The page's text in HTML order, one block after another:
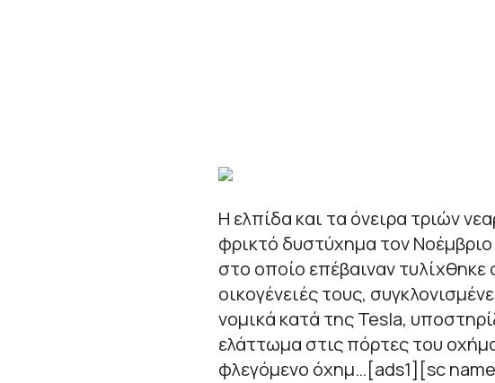
Η ελπίδα και τα όνειρα τριών
φρικτό δυστύχημα τον
στο οποίο επέβαιναν
οικογένειές τους,
νομικά κατά της Tesla,
ελάττωμα στις πόρτες του
φλεγόμενο όχημ…[ads1][sc